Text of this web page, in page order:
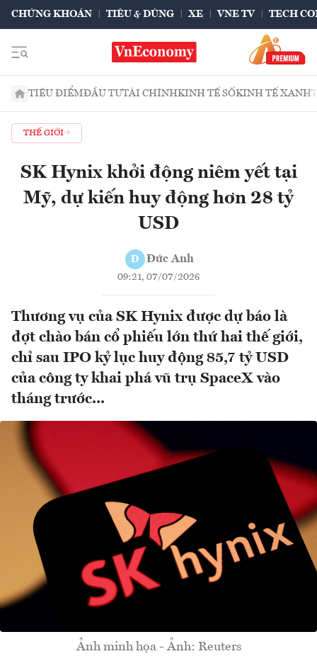
CHỨNG KHOÁN TIÊU & DÙNG XE VNE TV TECH
TIÊU ĐIỂMĐẦU TƯTÀI CHÍNHKINH TẾ SỐKINH TẾ XANH
THẾ GIỚI
SK Hynix khởi động niêm yết tại
Mỹ, dự kiến huy động hơn 28 tỷ
USD
Đ Đức Anh
09:21, 07/07/2026
Thương vụ của SK Hynix được dự báo là
đợt chào bán cổ phiếu lớn thứ hai thế giới,
chỉ sau IPO kỷ lục huy động 85,7 tỷ USD
của công ty khai phá vũ trụ SpaceX vào
tháng trước...
Ảnh minh họa - Ảnh: Reuters